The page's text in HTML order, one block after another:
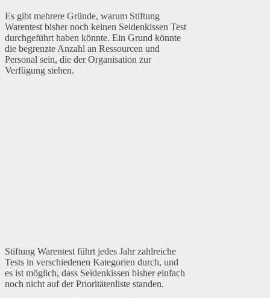
Es gibt mehrere Gründe, warum Stiftung
Warentest bisher noch keinen Seidenkissen Test
durchgeführt haben könnte. Ein Grund könnte
die begrenzte Anzahl an Ressourcen und
Personal sein, die der Organisation zur
Verfügung stehen.
Stiftung Warentest führt jedes Jahr zahlreiche
Tests in verschiedenen Kategorien durch, und
es ist möglich, dass Seidenkissen bisher einfach
noch nicht auf der Prioritätenliste standen.